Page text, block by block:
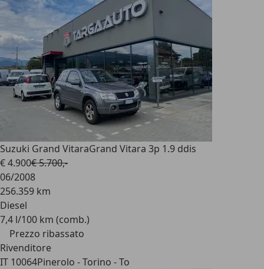
Suzuki Grand VitaraGrand Vitara 3p 1.9 ddis
€ 4.900€ 5.700,-
06/2008
256.359 km
Diesel
7,4 l/100 km (comb.)
Prezzo ribassato
Rivenditore
IT 10064Pinerolo - Torino - To